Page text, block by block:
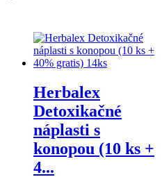
Herbalex
Detoxikačné
náplasti s
konopou (10 ks +
4...